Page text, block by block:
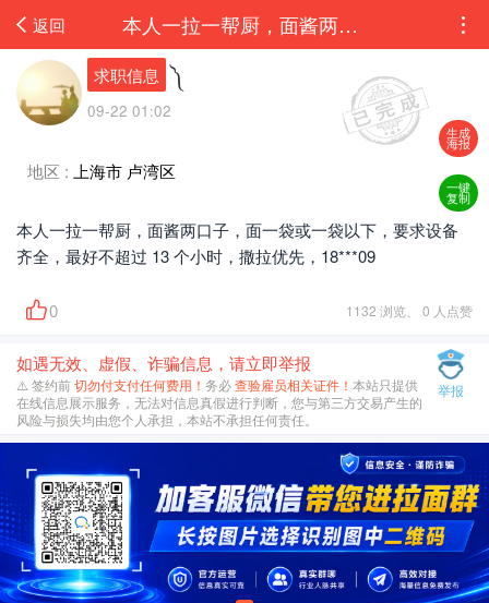
生成
海报
一键
复制
返回 本人一拉一帮厨，面酱两口子，面一袋或一袋以下，要求设备齐全，最好不超过 13 个小时...
求职信息 ༽
09-22 01:02
地区 : 上海市 卢湾区
本人一拉一帮厨，面酱两口子，面一袋或一袋以下，要求设备
齐全，最好不超过 13 个小时，撒拉优先，18***09
0 1132 浏览、 0 人点赞
如遇无效、虚假、诈骗信息，请立即举报
⚠️ 签约前切勿付支付任何费用！ 务必查验雇员相关证件！ 本站只提供
在线信息展示服务，无法对信息真假进行判断，您与第三方交易产生的
风险与损失均由您个人承担，本站不承担任何责任。
举报